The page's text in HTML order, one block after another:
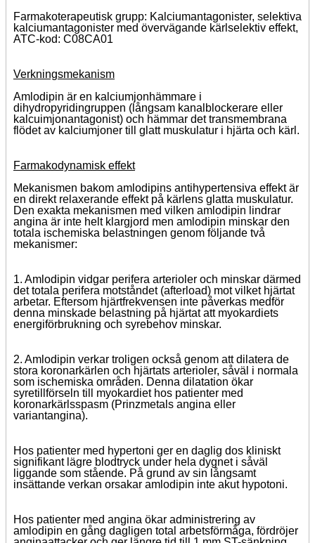
Farmakoterapeutisk grupp: Kalciumantagonister, selektiva
kalciumantagonister med övervägande kärlselektiv effekt,
ATC-kod: C08CA01
Verkningsmekanism
Amlodipin är en kalciumjonhämmare i
dihydropyridingruppen (långsam kanalblockerare eller
kalcuimjonantagonist) och hämmar det transmembrana
flödet av kalciumjoner till glatt muskulatur i hjärta och kärl.
Farmakodynamisk effekt
Mekanismen bakom amlodipins antihypertensiva effekt är
en direkt relaxerande effekt på kärlens glatta muskulatur.
Den exakta mekanismen med vilken amlodipin lindrar
angina är inte helt klargjord men amlodipin minskar den
totala ischemiska belastningen genom följande två
mekanismer:
1. Amlodipin vidgar perifera arterioler och minskar därmed
det totala perifera motståndet (afterload) mot vilket hjärtat
arbetar. Eftersom hjärtfrekvensen inte påverkas medför
denna minskade belastning på hjärtat att myokardiets
energiförbrukning och syrebehov minskar.
2. Amlodipin verkar troligen också genom att dilatera de
stora koronarkärlen och hjärtats arterioler, såväl i normala
som ischemiska områden. Denna dilatation ökar
syretillförseln till myokardiet hos patienter med
koronarkärlsspasm (Prinzmetals angina eller
variantangina).
Hos patienter med hypertoni ger en daglig dos kliniskt
signifikant lägre blodtryck under hela dygnet i såväl
liggande som stående. På grund av sin långsamt
insättande verkan orsakar amlodipin inte akut hypotoni.
Hos patienter med angina ökar administrering av
amlodipin en gång dagligen total arbetsförmåga, fördröjer